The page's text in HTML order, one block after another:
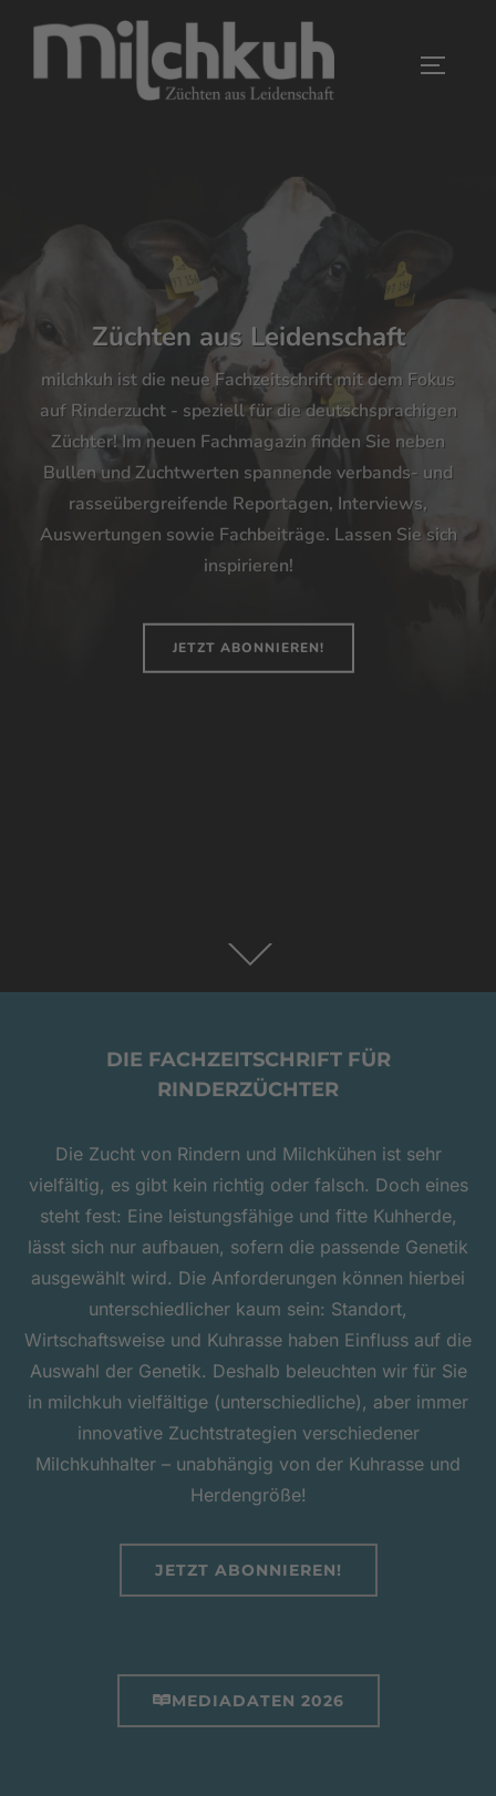
Züchten aus Leidenschaft
milchkuh ist die neue Fachzeitschrift mit dem Fokus
auf Rinderzucht - speziell für die deutschsprachigen
Züchter! Im neuen Fachmagazin finden Sie neben
Bullen und Zuchtwerten spannende verbands- und
rasseübergreifende Reportagen, Interviews,
Auswertungen sowie Fachbeiträge. Lassen Sie sich
inspirieren!
JETZT ABONNIEREN!
DIE FACHZEITSCHRIFT FÜR
RINDERZÜCHTER
Die Zucht von Rindern und Milchkühen ist sehr
vielfältig, es gibt kein richtig oder falsch. Doch eines
steht fest: Eine leistungsfähige und fitte Kuhherde,
lässt sich nur aufbauen, sofern die passende Genetik
ausgewählt wird. Die Anforderungen können hierbei
unterschiedlicher kaum sein: Standort,
Wirtschaftsweise und Kuhrasse haben Einfluss auf die
Auswahl der Genetik. Deshalb beleuchten wir für Sie
in milchkuh vielfältige (unterschiedliche), aber immer
innovative Zuchtstrategien verschiedener
Milchkuhhalter – unabhängig von der Kuhrasse und
Herdengröße!
JETZT ABONNIEREN!
MEDIADATEN 2026